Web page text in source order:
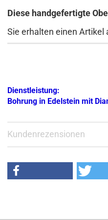
Diese handgefertigte
Sie erhalten einen Artikel
Dienstleistung:
Bohrung in Edelstein mit
Kundenrezensionen